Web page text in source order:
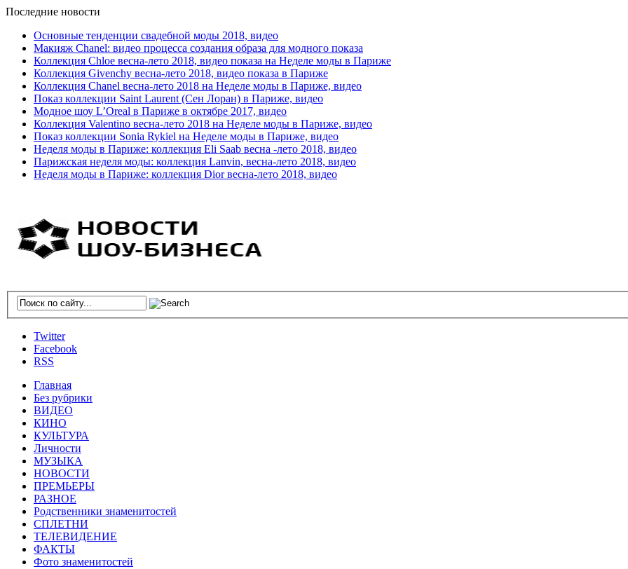
Последние новости
Основные тенденции свадебной моды 2018, видео
Макияж Chanel: видео процесса создания образа для модного показа
Коллекция Chloe весна-лето 2018, видео показа на Неделе моды в Париже
Коллекция Givenchy весна-лето 2018, видео показа в Париже
Коллекция Chanel весна-лето 2018 на Неделе моды в Париже, видео
Показ коллекции Saint Laurent (Сен Лоран) в Париже, видео
Модное шоу L’Oreal в Париже в октябре 2017, видео
Коллекция Valentino весна-лето 2018 на Неделе моды в Париже, видео
Показ коллекции Sonia Rykiel на Неделе моды в Париже, видео
Неделя моды в Париже: коллекция Eli Saab весна -лето 2018, видео
Парижская неделя моды: коллекция Lanvin, весна-лето 2018, видео
Неделя моды в Париже: коллекция Dior весна-лето 2018, видео
Twitter
Facebook
RSS
Главная
Без рубрики
ВИДЕО
КИНО
КУЛЬТУРА
Личности
МУЗЫКА
НОВОСТИ
ПРЕМЬЕРЫ
РАЗНОЕ
Родственники знаменитостей
СПЛЕТНИ
ТЕЛЕВИДЕНИЕ
ФАКТЫ
Фото знаменитостей